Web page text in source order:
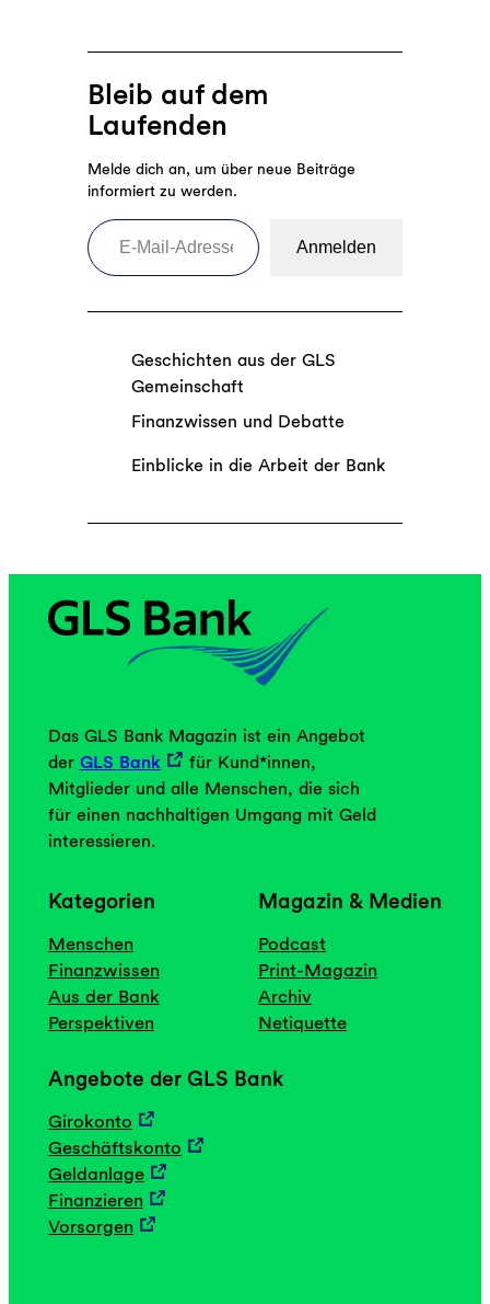
zu
spornt
uns
Bleib auf dem
Laufenden
Melde dich an, um über neue Beiträge
informiert zu werden.
E-Mail-Adresse eingeben
Anmelden
Geschichten aus der GLS
Gemeinschaft
Finanzwissen und Debatte
Einblicke in die Arbeit der Bank
Das GLS Bank Magazin ist ein Angebot
der GLS Bank
für Kund*innen,
Mitglieder und alle Menschen, die sich
für einen nachhaltigen Umgang mit Geld
interessieren.
Kategorien
Menschen
Finanzwissen
Aus der Bank
Perspektiven
Magazin & Medien
Podcast
Print-Magazin
Archiv
Netiquette
Angebote der GLS Bank
Girokonto
Geschäftskonto
Geldanlage
Finanzieren
Vorsorgen